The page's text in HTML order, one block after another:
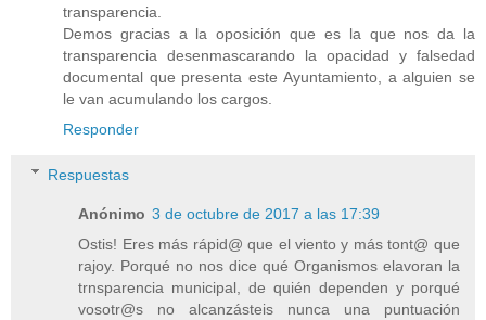
transparencia.
Demos gracias a la oposición que es la que nos da la
transparencia desenmascarando la opacidad y falsedad
documental que presenta este Ayuntamiento, a alguien se
le van acumulando los cargos.
Responder
Respuestas
Anónimo 3 de octubre de 2017 a las 17:39
Ostis! Eres más rápid@ que el viento y más tont@ que
rajoy. Porqué no nos dice qué Organismos elavoran la
trnsparencia municipal, de quién dependen y porqué
vosotr@s no alcanzásteis nunca una puntuación